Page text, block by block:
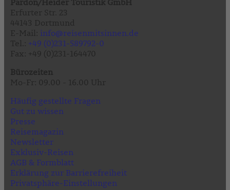
info@reisenmitsinnen.de
+49 (0)231-589792-0
Häufig gestellte Fragen
Gut zu wissen
Presse
Reisemagazin
Newsletter
Exklusiv-Reisen
AGB & Formblatt
Erklärung zur Barrierefreiheit
Privatsphäre-Einstellungen